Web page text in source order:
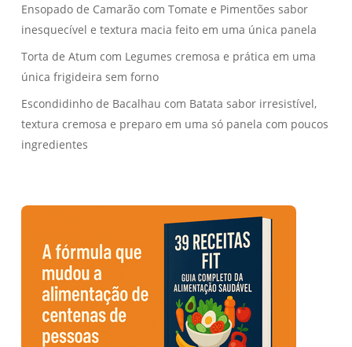
Ensopado de Camarão com Tomate e Pimentões sabor
inesquecível e textura macia feito em uma única panela
Torta de Atum com Legumes cremosa e prática em uma
única frigideira sem forno
Escondidinho de Bacalhau com Batata sabor irresistível,
textura cremosa e preparo em uma só panela com poucos
ingredientes